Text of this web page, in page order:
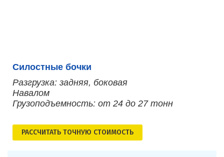
Силостные бочки
Разгрузка: задняя, боковая
Навалом
Грузоподъемность: от 24 до 27 тонн
РАСCЧИТАТЬ ТОЧНУЮ СТОИМОСТЬ